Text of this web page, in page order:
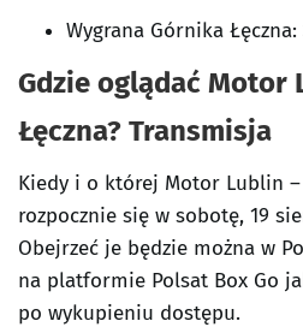
Wygrana Górnika Łęczna:
Gdzie oglądać Motor
Łęczna? Transmisja
Kiedy i o której Motor Lublin –
rozpocznie się w sobotę, 19
Obejrzeć je będzie można w
na platformie Polsat Box Go
po wykupieniu dostępu.